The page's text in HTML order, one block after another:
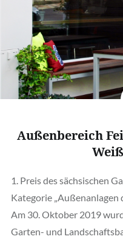
Außenbereich
1. Preis des sächsischen
Kategorie
Am 30. Oktober 2019
Garten- und